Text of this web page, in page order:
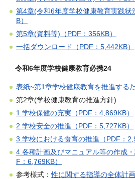
第4章(令和6年度学校健康教育実践
B）
第5章(資料等)（PDF：356KB）
一括ダウンロード（PDF：5,442KB）
令和6年度学校健康教育必携24
表紙~第1章学校健康教育を推進する
第2章(学校健康教育の推進方針)
1.学校保健の充実（PDF：4,869KB）
2.学校安全の推進（PDF：5,727KB）
3.学校における食育の推進（PDF：
4.各種計画及びマニュアル等の作成
F：6,769KB）
参考様式：性に関する指導の全体計